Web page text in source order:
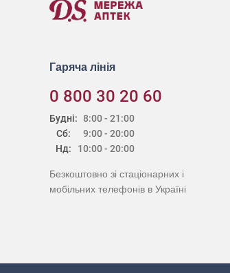
Гаряча лінія
0 800 30 20 60
Будні:
Сб:
Нд:
8:00 - 21:00
9:00 - 20:00
10:00 - 20:00
Безкоштовно зі стаціонарних і
мобільних телефонів в Україні